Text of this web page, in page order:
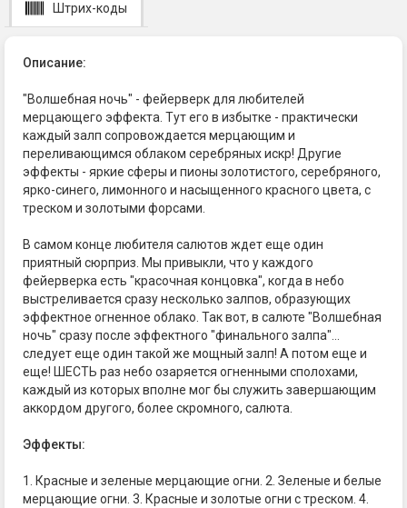
Штрих-коды
Описание:
"Волшебная ночь" - фейерверк для любителей
мерцающего эффекта. Тут его в избытке - практически
каждый залп сопровождается мерцающим и
переливающимся облаком серебряных искр! Другие
эффекты - яркие сферы и пионы золотистого, серебряного,
ярко-синего, лимонного и насыщенного красного цвета, с
треском и золотыми форсами.
В самом конце любителя салютов ждет еще один
приятный сюрприз. Мы привыкли, что у каждого
фейерверка есть "красочная концовка", когда в небо
выстреливается сразу несколько залпов, образующих
эффектное огненное облако. Так вот, в салюте "Волшебная
ночь" сразу после эффектного "финального залпа"...
следует еще один такой же мощный залп! А потом еще и
еще! ШЕСТЬ раз небо озаряется огненными сполохами,
каждый из которых вполне мог бы служить завершающим
аккордом другого, более скромного, салюта.
Эффекты:
1. Красные и зеленые мерцающие огни. 2. Зеленые и белые
мерцающие огни. 3. Красные и золотые огни с треском. 4.